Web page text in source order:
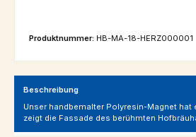
Produktnummer: HB-MA-18-HERZ000001
Beschreibung
Unser handbemalter Polyresin-Magnet hat
zeigt die Fassade des berühmten